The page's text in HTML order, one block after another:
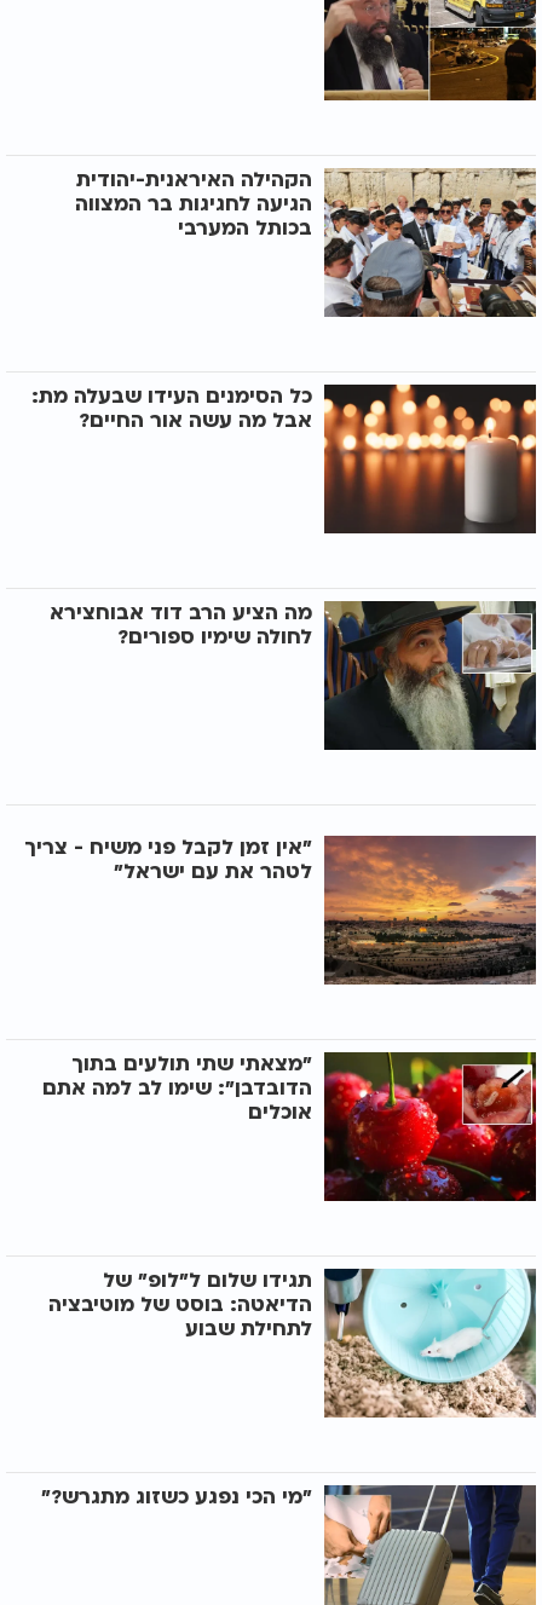
הקהילה האיראנית-יהודית
הגיעה לחגיגות בר המצווה
בכותל המערבי
כל הסימנים העידו שבעלה מת:
אבל מה עשה אור החיים?
מה הציע הרב דוד אבוחצירא
לחולה שימיו ספורים?
"אין זמן לקבל פני משיח - צריך
לטהר את עם ישראל"
"מצאתי שתי תולעים בתוך
הדובדבן": שימו לב למה אתם
אוכלים
תגידו שלום ל"לופ" של
הדיאטה: בוסט של מוטיבציה
לתחילת שבוע
"מי הכי נפגע כשזוג מתגרש?"